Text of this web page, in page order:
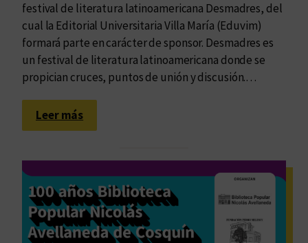
á
e
n
B
u
A
i
r
e
s
a
e
n
f
a
m
i
”
festival de literatura latinoamericana Desmadres, del
cual la Editorial Universitaria Villa María (Eduvim)
formará parte en carácter de sponsor. Desmadres es
un festival de literatura latinoamericana donde se
propician cruces, puntos de unión y discusión.…
Leer más:
E
u
i
m
s